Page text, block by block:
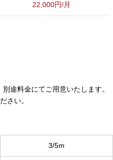
22,000円/月
途料金にてご用意いたします。
さい。
3/5m